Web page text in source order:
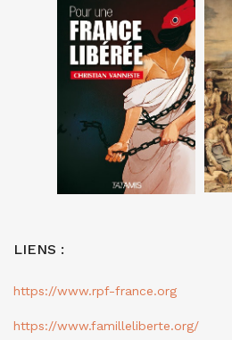
LIENS :
https://www.rpf-france.org
https://www.familleliberte.org/